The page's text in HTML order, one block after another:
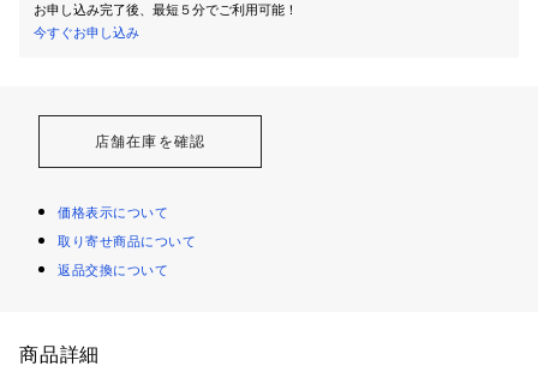
お申し込み完了後、最短５分でご利用可能！
今すぐお申し込み
店舗在庫を確認
価格表示について
取り寄せ商品について
返品交換について
商品詳細